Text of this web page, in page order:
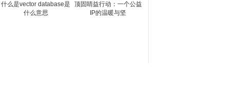
什么是vector database是
什么意思
顶固睛益行动：一个公益
IP的温暖与坚